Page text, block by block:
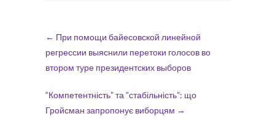
← При помощи байесовской линейной
регрессии выяснили перетоки голосов во
втором туре президентских выборов
“Компетентність” та “стабільність”: що
Гройсман запропонує виборцям →